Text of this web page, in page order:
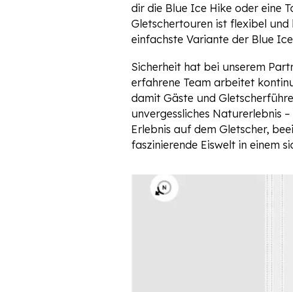
dir die Blue Ice Hike oder eine
Gletschertouren ist flexibel
einfachste Variante der Blue
Sicherheit hat bei unserem
erfahrene Team arbeitet
damit Gäste und
unvergessliches Naturerlebnis
Erlebnis auf dem Gletscher,
faszinierende Eiswelt in einem